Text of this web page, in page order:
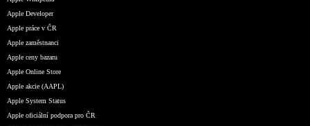
Apple Developer
Apple práce v ČR
Apple zaměstnanci
Apple ceny bazaru
Apple Online Store
Apple akcie (AAPL)
Apple System Status
Apple oficiální podpora pro ČR